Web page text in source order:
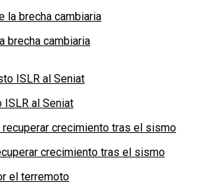
brecha cambiaria
al Seniat
crecimiento tras el sismo